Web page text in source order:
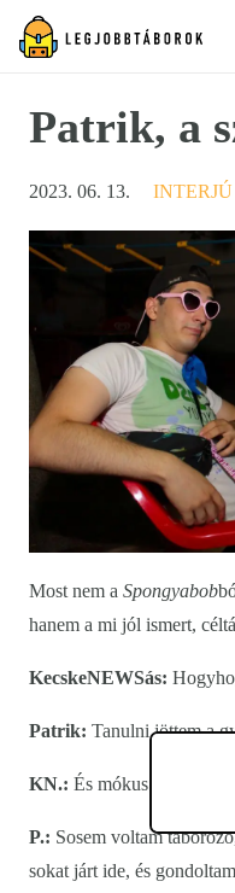
Patrik, a
2023. 06. 13. INTERJÚ
Most nem a Spongyabob
hanem a mi jól ismert,
KecskeNEWSás:
Patrik: Tanulni jöttem a
KN.: És mókus vagy tanár
P.: Sosem voltam
sokat járt ide, és